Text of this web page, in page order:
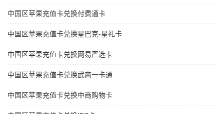
中国区苹果充值卡兑换付费通卡
中国区苹果充值卡兑换星巴克-星礼卡
中国区苹果充值卡兑换网易严选卡
中国区苹果充值卡兑换武商一卡通
中国区苹果充值卡兑换中商购物卡